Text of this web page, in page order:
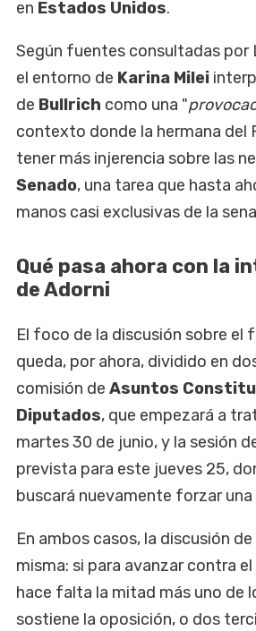
en Estados Unidos.
Según fuentes consultadas por
el entorno de Karina Milei
de Bullrich como una "
contexto donde la hermana del
tener más injerencia sobre las
Senado, una tarea que hasta
manos casi exclusivas de la
Qué pasa ahora con la
de Adorni
El foco de la discusión sobre el
queda, por ahora, dividido en
comisión de Asuntos
Diputados, que empezará a
martes 30 de junio, y la sesión
prevista para este jueves 25,
buscará nuevamente forzar
En ambos casos, la discusión
misma: si para avanzar contra
hace falta la mitad más uno de
sostiene la oposición, o dos